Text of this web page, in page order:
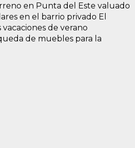
en Punta del Este valuado
en el barrio privado El
de verano
de muebles para la